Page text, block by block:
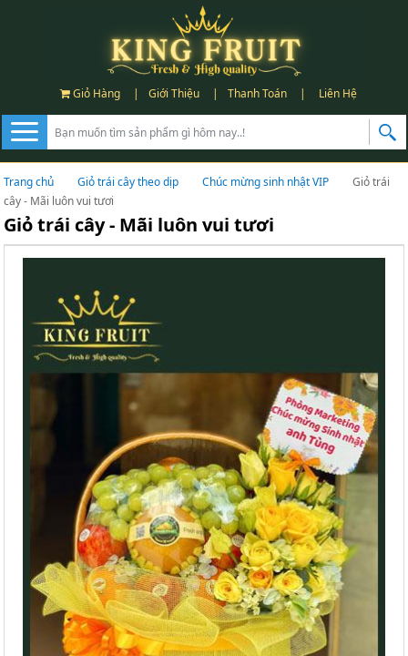
Giỏ Hàng | Giới Thiệu | Thanh Toán | Liên Hệ
Trang chủ Giỏ trái cây theo dịp Chúc mừng sinh nhật VIP
Giỏ trái
cây - Mãi luôn vui tươi
Giỏ trái cây - Mãi luôn vui tươi